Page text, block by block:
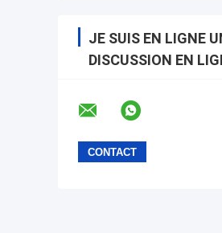
JE SUIS EN LIGNE
DISCUSSION EN